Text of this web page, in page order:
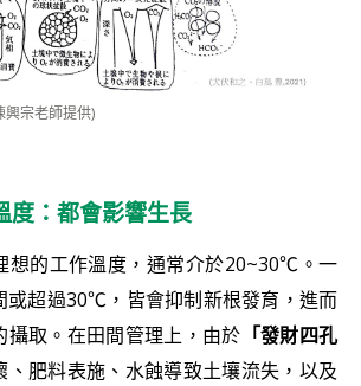
興宗老師提供)
度：都會影響生長
想的工作溫度，通常介於20~30℃。一
或超過30℃，皆會抑制新根發育，進而
攝取。在田間管理上，由於 「發財四孔
、肥料表施、水蝕導致土壤流失，以及